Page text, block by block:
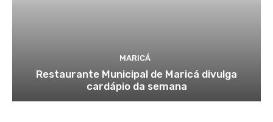
MARICÁ
Restaurante Municipal de Maricá divulga
cardápio da semana